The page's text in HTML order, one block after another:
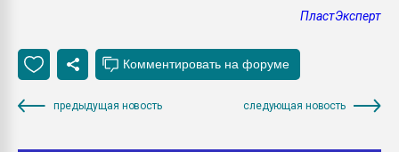
ПластЭксперт
предыдущая новость следующая новость